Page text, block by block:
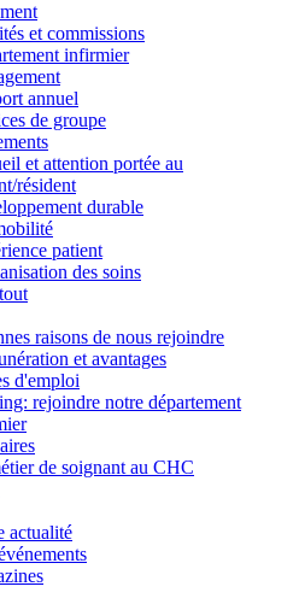
et commissions
infirmier
annuel
de groupe
et attention portée au
résident
durable
patient
des soins
raisons de nous rejoindre
et avantages
d'emploi
rejoindre notre département
de soignant au CHC
actualité